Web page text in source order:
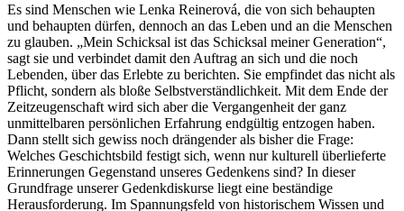
Es sind Menschen wie Lenka Reinerová, die von sich behaupten
und behaupten dürfen, dennoch an das Leben und an die Menschen
zu glauben. „Mein Schicksal ist das Schicksal meiner Generation“,
sagt sie und verbindet damit den Auftrag an sich und die noch
Lebenden, über das Erlebte zu berichten. Sie empfindet das nicht als
Pflicht, sondern als bloße Selbstverständlichkeit. Mit dem Ende der
Zeitzeugenschaft wird sich aber die Vergangenheit der ganz
unmittelbaren persönlichen Erfahrung endgültig entzogen haben.
Dann stellt sich gewiss noch drängender als bisher die Frage:
Welches Geschichtsbild festigt sich, wenn nur kulturell überlieferte
Erinnerungen Gegenstand unseres Gedenkens sind? In dieser
Grundfrage unserer Gedenkdiskurse liegt eine beständige
Herausforderung. Im Spannungsfeld von historischem Wissen und